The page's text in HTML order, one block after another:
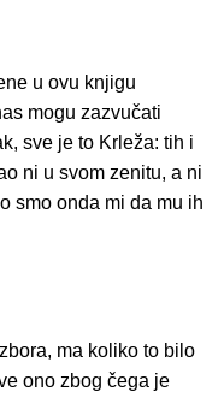
u ovu knjigu
mogu zazvučati
sve je to Krleža: tih i
ni u svom zenitu, a ni
smo onda mi da mu ih
ma koliko to bilo
ono zbog čega je